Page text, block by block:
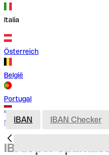
Italia
Österreich
België
Portugal
Nederland
IBAN IBAN Checker
IBAN per